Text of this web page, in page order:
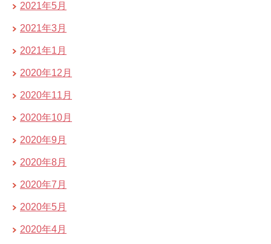
2021年5月
2021年3月
2021年1月
2020年12月
2020年11月
2020年10月
2020年9月
2020年8月
2020年7月
2020年5月
2020年4月